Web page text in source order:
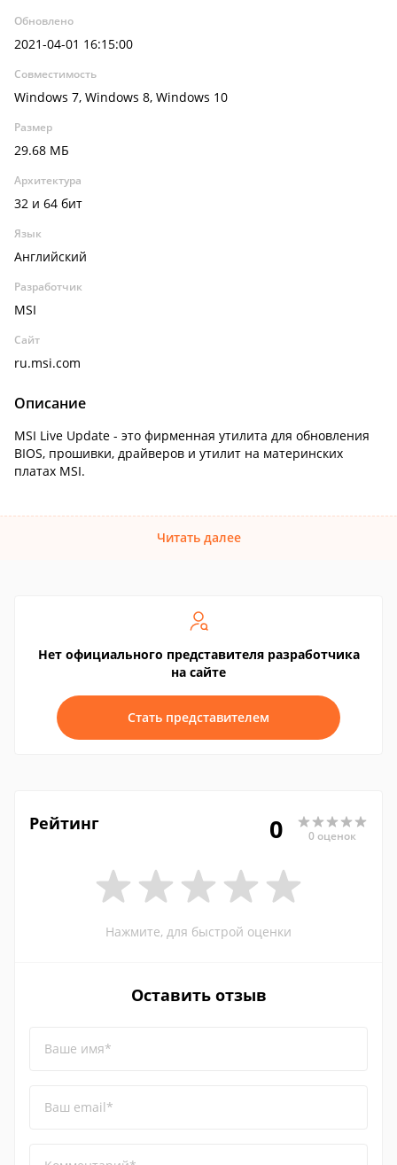
Обновлено
2021-04-01 16:15:00
Совместимость
Windows 7, Windows 8, Windows 10
Размер
29.68 МБ
Архитектура
32 и 64 бит
Язык
Английский
Разработчик
MSI
Сайт
ru.msi.com
Описание
MSI Live Update - это фирменная утилита для обновления
BIOS, прошивки, драйверов и утилит на материнских
платах MSI.
Читать далее
Нет официального представителя разработчика
на сайте
Стать представителем
Рейтинг 0 0 оценок
Нажмите, для быстрой оценки
Оставить отзыв
Ваше имя*
Ваш email*